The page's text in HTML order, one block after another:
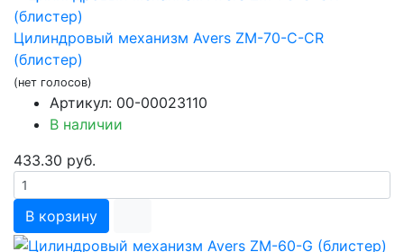
Цилиндровый механизм Avers ZM-70-C-CR
(блистер)
(нет голосов)
Артикул: 00-00023110
В наличии
433.30 руб.
В корзину